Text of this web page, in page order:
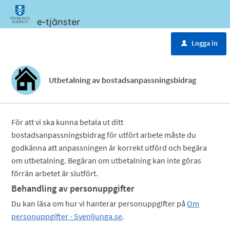
e-tjänster
u Logga in
Utbetalning av bostadsanpassningsbidrag
För att vi ska kunna betala ut ditt
bostadsanpassningsbidrag för utfört arbete måste du
godkänna att anpassningen är korrekt utförd och begära
om utbetalning. Begäran om utbetalning kan inte göras
förrän arbetet är slutfört.
Behandling av personuppgifter
Du kan läsa om hur vi hanterar personuppgifter påOm
personuppgifter - Svenljunga.se.